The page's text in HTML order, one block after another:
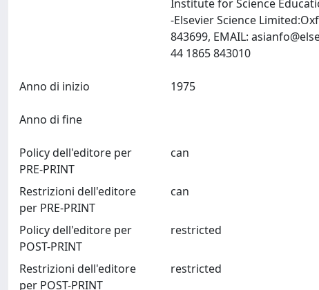
Institute for Science
-Elsevier Science
843699, EMAIL:
Anno di inizio
Anno di fine
Policy dell'editore per
PRE-PRINT
Restrizioni dell'editore
per PRE-PRINT
Policy dell'editore per
POST-PRINT
Restrizioni dell'editore
per POST-PRINT